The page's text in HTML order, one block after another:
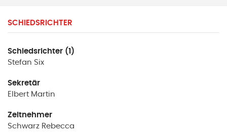
SCHIEDSRICHTER
Schiedsrichter (1)
Stefan Six
Sekretär
Elbert Martin
Zeitnehmer
Schwarz Rebecca